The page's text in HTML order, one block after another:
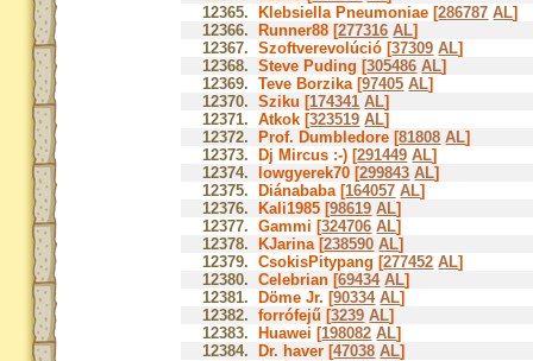
12365. Klebsiella Pneumoniae [286787 AL]
12366. Runner88 [277316 AL]
12367.Szoftverevolúció [37309 AL]
12368.Steve Puding [305486 AL]
12369.Teve Borzika [97405 AL]
12370.Sziku [174341 AL]
12371.Atkok [323519 AL]
12372. Prof. Dumbledore [81808 AL]
12373. Dj Mircus :-) [291449 AL]
12374.
lowgyerek70 [299843 AL]
12375. Diánababa [164057 AL]
12376. Kali1985 [98619 AL]
12377.Gammi [324706 AL]
12378. KJarina [238590 AL]
12379.CsokisPitypang [277452 AL]
12380.Celebrian [69434 AL]
12381. Döme Jr. [90334 AL]
12382.forrófejű [3239 AL]
12383. Huawei [198082 AL]
12384. Dr. haver [47038 AL]